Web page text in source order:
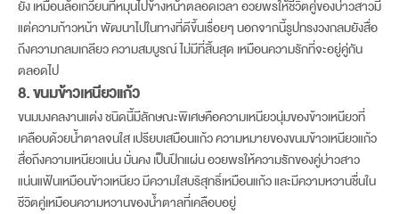
ยั้ง เหมือนล้อเกวียนที่หมุนไปข้างหน้าตลอดเวลา อวยพรให้ชีวิตคู่ของบ่าวสาวมี
แต่ความก้าวหน้า พัฒนาไปในทางที่ดีขึ้นเรื่อยๆ นอกจากนี้รูปทรงวงกลมยังสื่อ
ถึงความกลมเกลียว ความสมบูรณ์ ไม่มีที่สิ้นสุด เหมือนความรักที่จะอยู่คู่กัน
ตลอดไป
8. ขนมข้าวเหนียวแก้ว
ขนมมงคลงานแต่ง ชนิดนี้มีลักษณะพิเศษคือความเหนียวนุ่มของข้าวเหนียวที่
เคลือบด้วยน้ำตาลจนใส เปรียบเสมือนแก้ว ความหมายของขนมข้าวเหนียวแก้ว
สื่อถึงความเหนียวแน่น มั่นคง เป็นปึกแผ่น อวยพรให้ความรักของคู่บ่าวสาว
แน่นแฟ้นเหมือนข้าวเหนียว มีความใสบริสุทธิ์เหมือนแก้ว และมีความหวานชื่นใน
ชีวิตคู่เหมือนความหวานของน้ำตาลที่เคลือบอยู่